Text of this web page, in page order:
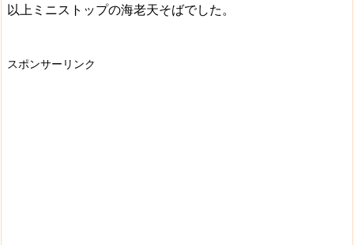
以上ミニストップの海老天そばでした。
スポンサーリンク